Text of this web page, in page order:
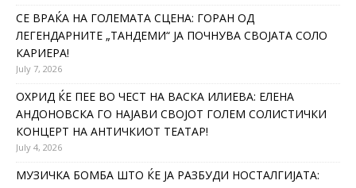
СЕ ВРАЌА НА ГОЛЕМАТА СЦЕНА: ГОРАН ОД
ЛЕГЕНДАРНИТЕ „ТАНДЕМИ“ ЈА ПОЧНУВА СВОЈАТА СОЛО
КАРИЕРА!
July 7, 2026
ОХРИД ЌЕ ПЕЕ ВО ЧЕСТ НА ВАСКА ИЛИЕВА: ЕЛЕНА
АНДОНОВСКА ГО НАЈАВИ СВОЈОТ ГОЛЕМ СОЛИСТИЧКИ
КОНЦЕРТ НА АНТИЧКИОТ ТЕАТАР!
July 4, 2026
МУЗИЧКА БОМБА ШТО ЌЕ ЈА РАЗБУДИ НОСТАЛГИЈАТА: